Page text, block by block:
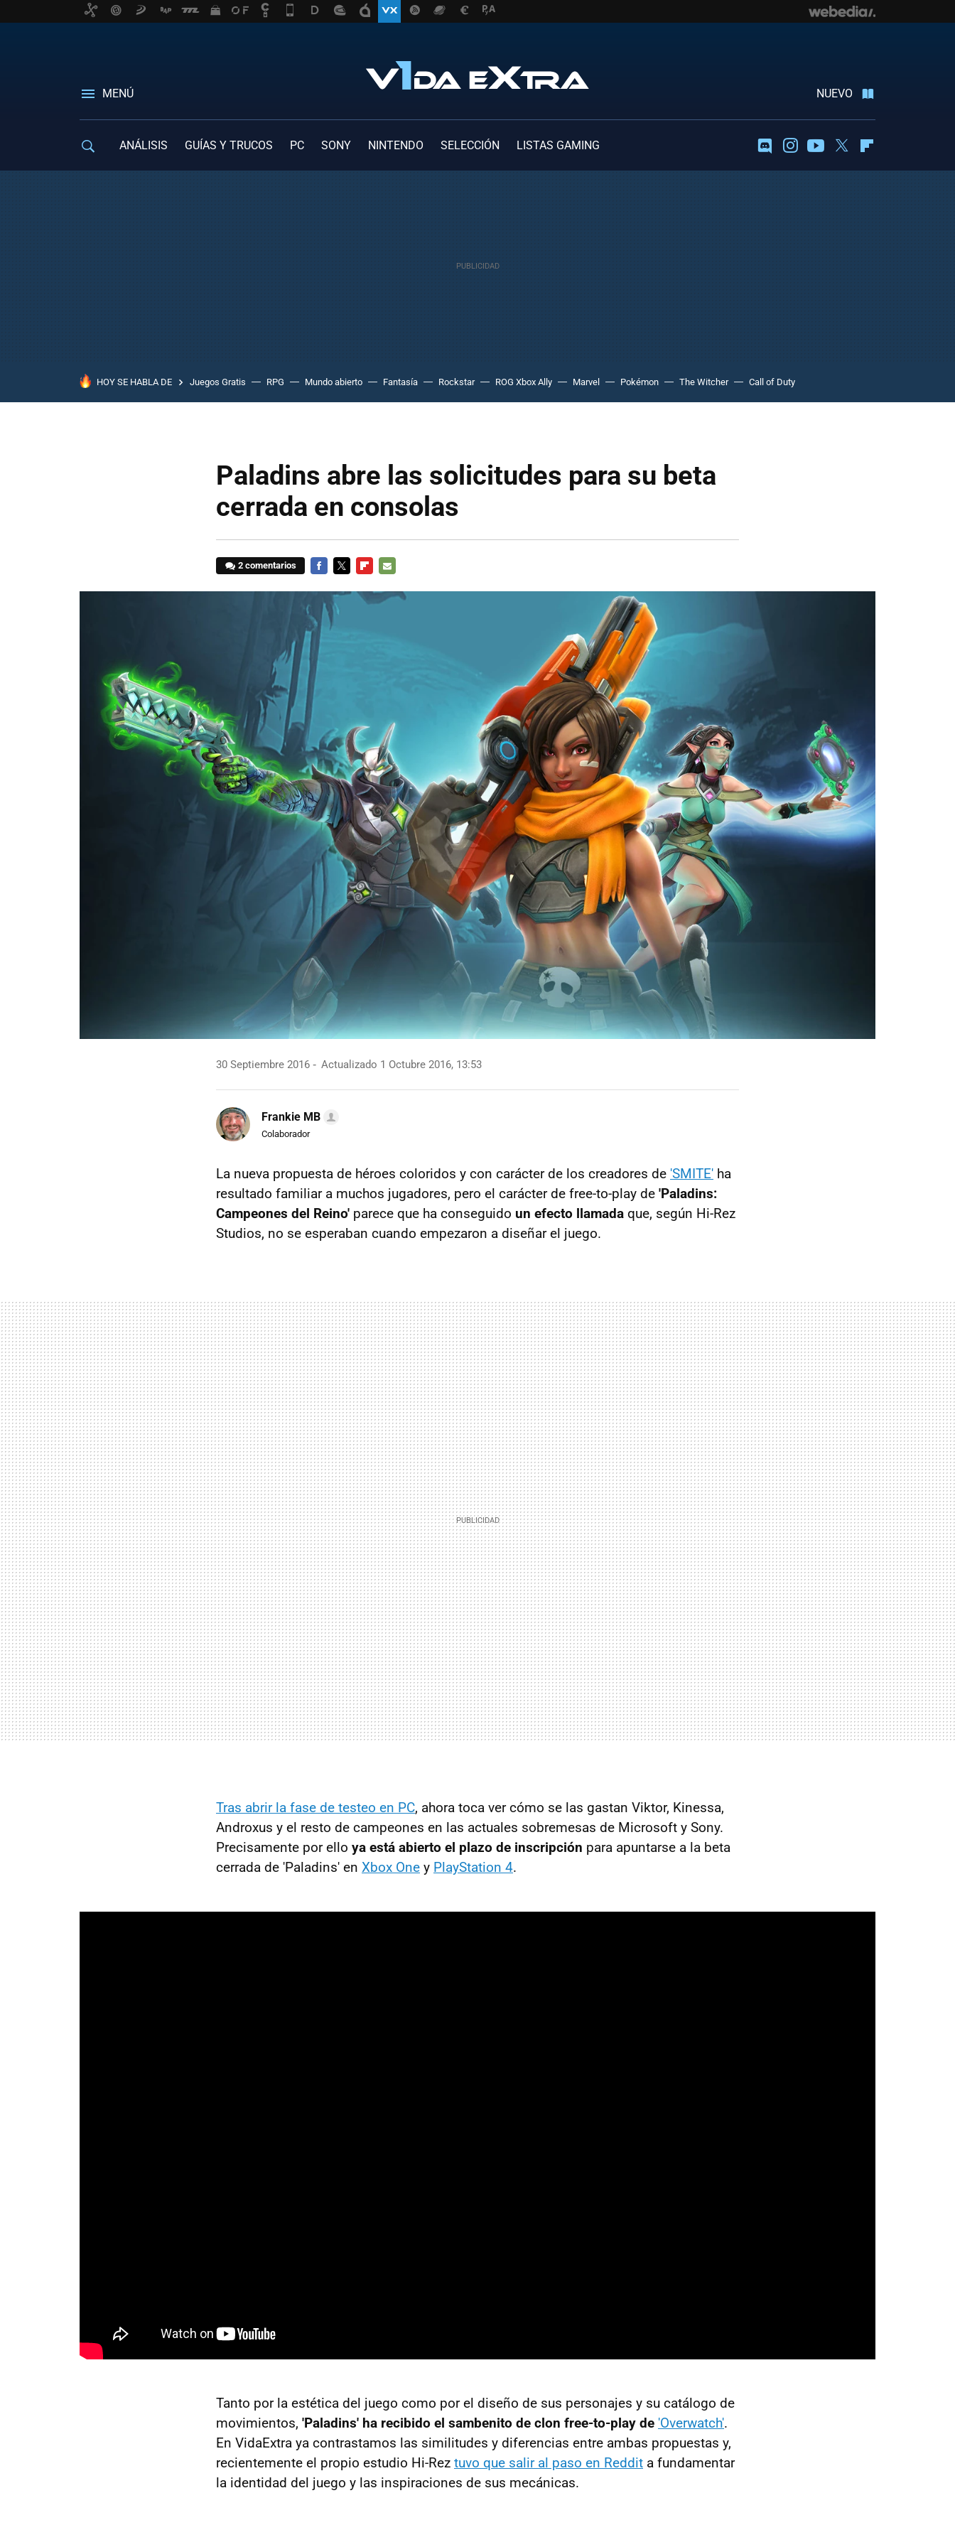
MENÚ NUEVO
ANÁLISIS GUÍAS Y TRUCOS PC SONY NINTENDO SELECCIÓN LISTAS GAMING DiscordInstagramYoutubeTwitter
HOY SE HABLA DE Juegos Gratis RPG Mundo abierto Fantasía Rockstar ROG Xbox Ally Marvel Pokémon The Witcher Call of Duty
Paladins abre las solicitudes para su beta
cerrada en consolas
2 comentarios
MAIL
30 Septiembre 2016 Actualizado 1 Octubre 2016, 13:53
Frankie MB
Colaborador
La nueva propuesta de héroes coloridos y con carácter de los creadores de 'SMITE' ha
resultado familiar a muchos jugadores, pero el carácter de free-to-play de 'Paladins:
Campeones del Reino' parece que ha conseguido un efecto llamada que, según Hi-Rez
Studios, no se esperaban cuando empezaron a diseñar el juego.
Tras abrir la fase de testeo en PC, ahora toca ver cómo se las gastan Viktor, Kinessa,
Androxus y el resto de campeones en las actuales sobremesas de Microsoft y Sony.
Precisamente por ello ya está abierto el plazo de inscripción para apuntarse a la beta
cerrada de 'Paladins' en Xbox One y PlayStation 4.
Tanto por la estética del juego como por el diseño de sus personajes y su catálogo de
movimientos, 'Paladins' ha recibido el sambenito de clon free-to-play de 'Overwatch'.
En VidaExtra ya contrastamos las similitudes y diferencias entre ambas propuestas y,
recientemente el propio estudio Hi-Rez tuvo que salir al paso en Reddit a fundamentar
la identidad del juego y las inspiraciones de sus mecánicas.